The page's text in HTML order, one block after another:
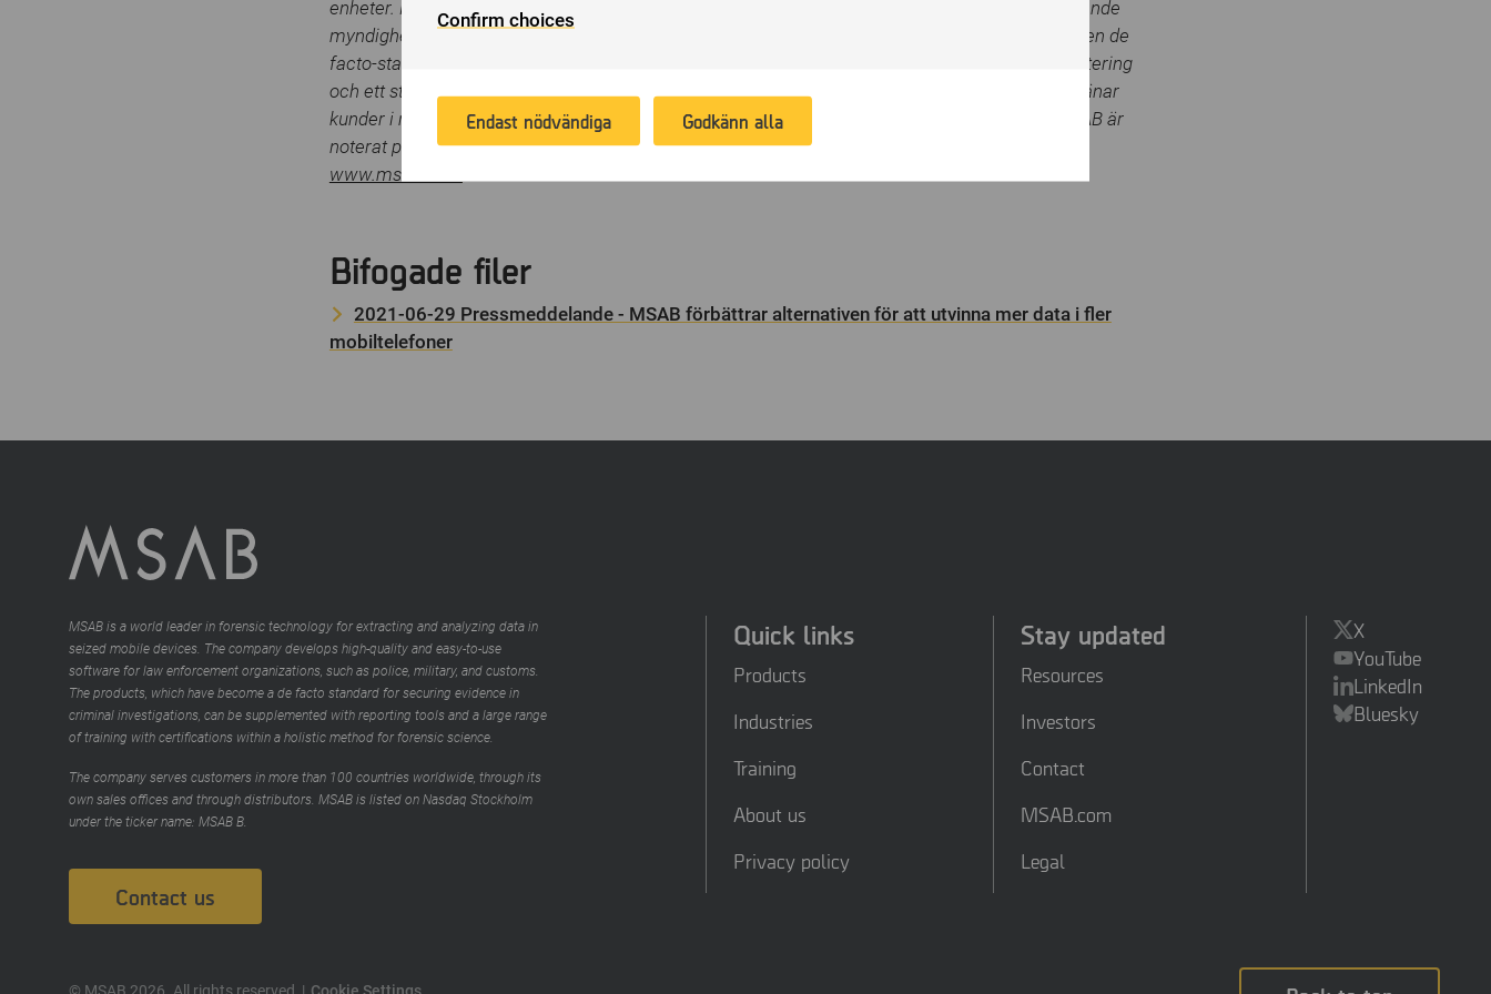
enheter. Företaget utvecklar högkvalitativ och lättanvänd mjukvara som hjälper brottsbekämpande
myndigheter, så som; polis, militär och tull, att utföra sina uppdrag. Produkterna, som har blivit en de
facto-standard för att säkra bevis i brottsutredningar, kan kompletteras med verktyg för rapportering
och ett stort utbildningsutbud med certifieringar inom rättssäker kriminalteknik. Företaget betjänar
kunder i mer än 100 länder över hela världen, genom egna säljkontor och via distributörer. MSAB är
noterat på Nasdaq Stockholm under ticker-namnet: MSAB B.
www.msab.com
Bifogade filer
2021-06-29 Pressmeddelande - MSAB förbättrar alternativen för att utvinna mer data i fler
mobiltelefoner
MSAB is a world leader in forensic technology for extracting and analyzing data in
seized mobile devices. The company develops high-quality and easy-to-use
software for law enforcement organizations, such as police, military, and customs.
The products, which have become a de facto standard for securing evidence in
criminal investigations, can be supplemented with reporting tools and a large range
of training with certifications within a holistic method for forensic science.
The company serves customers in more than 100 countries worldwide, through its
own sales offices and through distributors. MSAB is listed on Nasdaq Stockholm
under the ticker name: MSAB B.
Contact us
Quick links
Products
Industries
Training
About us
Privacy policy
Stay updated
Resources
Investors
Contact
MSAB.com
Legal
X
YouTube
LinkedIn
Bluesky
that we can provide relevant advertising. Another aim of this processing
in the past.
Confirm choices
Endast nödvändiga Godkänn alla